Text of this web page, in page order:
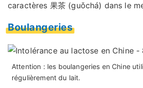
caractères 果茶 (guǒchá) dans le
Boulangeries
Attention : les boulangeries en Chine
régulièrement du lait.